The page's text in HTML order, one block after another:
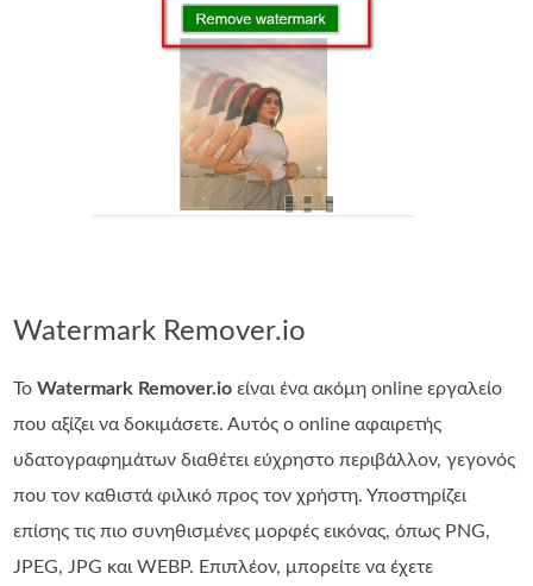
Watermark Remover.io
ΤοWatermark Remover.io είναι ένα ακόμη online εργαλείο
που αξίζει να δοκιμάσετε. Αυτός ο online αφαιρετής
υδατογραφημάτων διαθέτει εύχρηστο περιβάλλον, γεγονός
που τον καθιστά φιλικό προς τον χρήστη. Υποστηρίζει
επίσης τις πιο συνηθισμένες μορφές εικόνας, όπως PNG,
JPEG, JPG και WEBP. Επιπλέον, μπορείτε να έχετε